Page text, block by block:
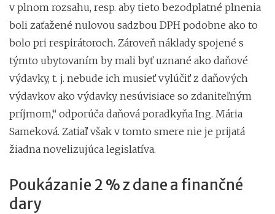
v plnom rozsahu, resp. aby tieto bezodplatné plnenia
boli zaťažené nulovou sadzbou DPH podobne ako to
bolo pri respirátoroch. Zároveň náklady spojené s
týmto ubytovaním by mali byť uznané ako daňové
výdavky, t. j. nebude ich musieť vylúčiť z daňových
výdavkov ako výdavky nesúvisiace so zdaniteľným
príjmom,“ odporúča daňová poradkyňa Ing. Mária
Sameková. Zatiaľ však v tomto smere nie je prijatá
žiadna novelizujúca legislatíva.
Poukázanie 2 % z dane a finančné
dary